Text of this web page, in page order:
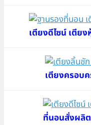
เตียงดีไซน์ เตีย
เตียงครอบ
ที่นอนสั่งผลิ